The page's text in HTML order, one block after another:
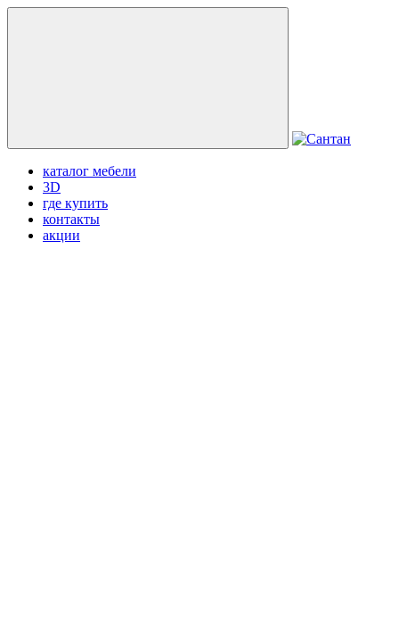
каталог мебели
3D
где купить
контакты
акции